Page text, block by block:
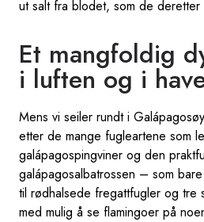
ut salt fra blodet, som de deretter
Et mangfoldig
i luften og i
Mens vi seiler rundt i
etter de mange fugleartene som
galápagospingviner og den
galápagosalbatrossen – som
til rødhalsede fregattfugler og tre
med mulig å se flamingoer på